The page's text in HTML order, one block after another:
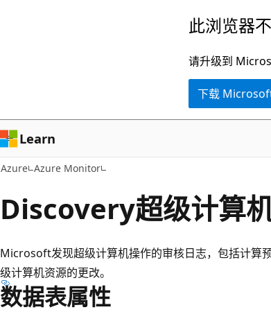
容
此浏览器
请升级到
下载
Learn
Azure Azure Monitor
Discovery超级计算
Microsoft发现超级计算机操作的审核日志，包括计算
级计算机资源的更改。
数据表属性